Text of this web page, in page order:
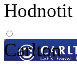
Hodnotit
Carlton